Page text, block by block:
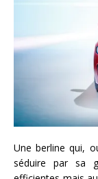
Une berline qui,
séduire par sa